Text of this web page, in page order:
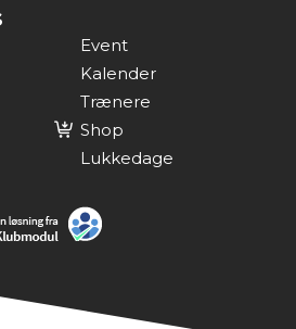
Event
Kalender
Trænere
Shop
Lukkedage